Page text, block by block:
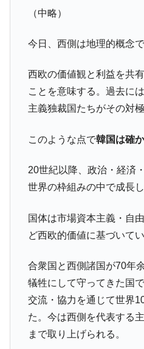
た ⇒ 国家が行った恐るべき株
『Money1』
韓国･警察職員
『Money1』
中国だけが鉄鋼
国の過剰生産が世界を蝕む。
『Money1』
韓国製造業「半
『Money1』
【米韓激突案件
『Money1』 韓国で猛暑。南
『Money1』
韓国型イージス
『Money1』
【対日本円】ウ
に韓国がいっちょがみしたので
『Money1』
韓国政府『BYD
は韓国で『BYD』車は売れて
1.9倍！
く空港に詰めかけ「出て行け
ドを掲げる「在韓反米勢力」
（中略）
今日、西側は地理的概念で
西欧の価値観と利益を共
ことを意味する。過去に
主義独裁国たちがその対極
このような点で韓国は確
20世紀以降、政治・経済
世界の枠組みの中で成長し
国体は市場資本主義・自
ど西欧的価値に基づいてい
合衆国と西側諸国が70年
犠牲にして守ってきた国
交流・協力を通じて世界
た。今は西側を代表する
まで取り上げられる。